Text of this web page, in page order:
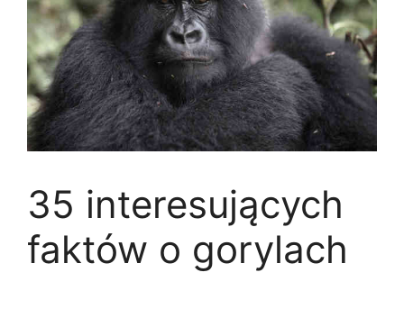
35 interesujących
faktów o gorylach